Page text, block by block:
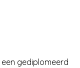
gediplomeerd